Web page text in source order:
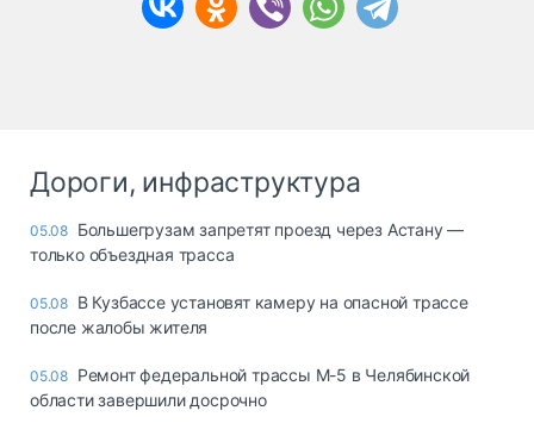
Дороги, инфраструктура
05.08 Большегрузам запретят проезд через Астану —
только объездная трасса
05.08 В Кузбассе установят камеру на опасной трассе
после жалобы жителя
05.08 Ремонт федеральной трассы М-5 в Челябинской
области завершили досрочно